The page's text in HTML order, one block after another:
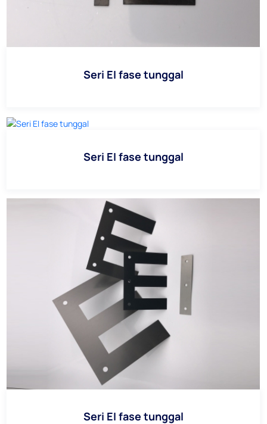
Seri EI fase tunggal
Seri EI fase tunggal
Seri EI fase tunggal